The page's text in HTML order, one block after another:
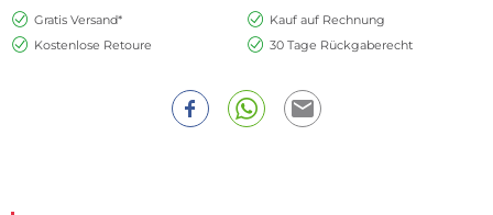
Gratis Versand*
Kauf auf Rechnung
Kostenlose Retoure
30 Tage Rückgaberecht